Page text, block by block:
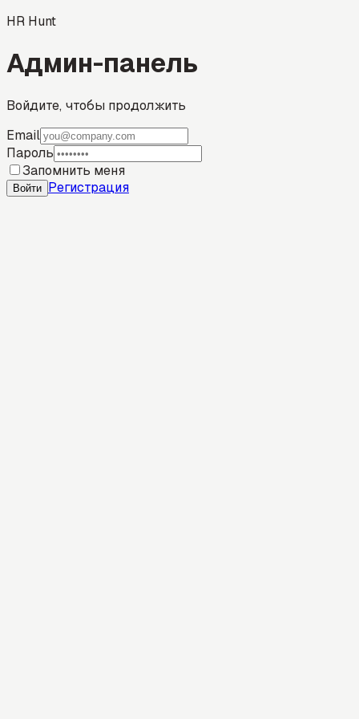
HR Hunt
Админ-панель
Войдите, чтобы продолжить
Email
Пароль
Запомнить меня
Войти Регистрация